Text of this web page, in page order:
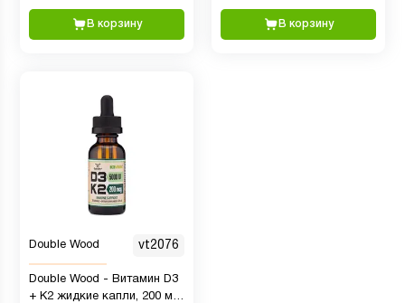
В корзину В корзину
Double Wood vt2076
Double Wood - Витамин D3
+ K2 жидкие капли, 200 мкг,